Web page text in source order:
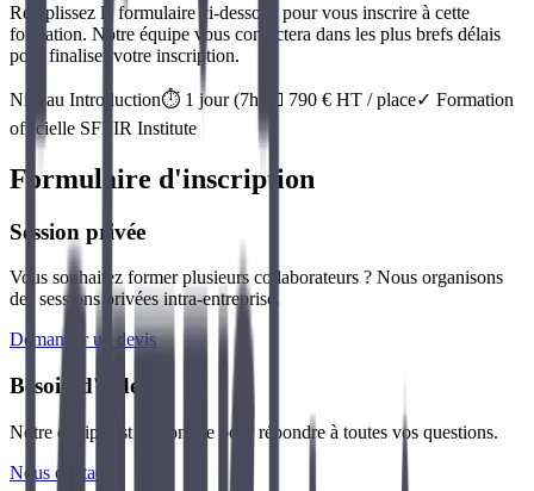
Remplissez le formulaire ci-dessous pour vous inscrire à cette
formation. Notre équipe vous contactera dans les plus brefs délais
pour finaliser votre inscription.
Niveau Introduction⏱️ 1 jour(7h) 💶 790 € HT / place✓ Formation
officielle SFEIR Institute
Formulaire d'inscription
Session privée
Vous souhaitez former plusieurs collaborateurs ? Nous organisons
des sessions privées intra-entreprise.
Demander un devis
Besoin d'aide ?
Notre équipe est disponible pour répondre à toutes vos questions.
Nous contacter